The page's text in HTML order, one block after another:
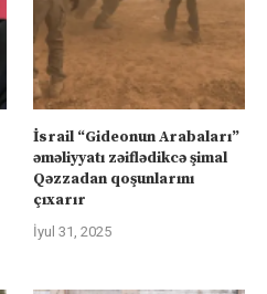
İsrail “Gideonun Arabaları”
əməliyyatı zəiflədikcə şimal
Qəzzadan qoşunlarını
çıxarır
İyul 31, 2025